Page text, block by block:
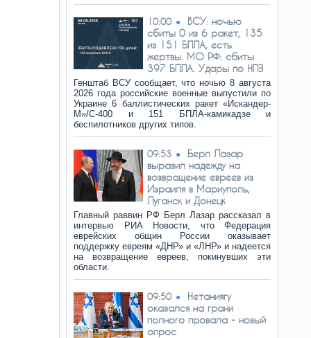
10:00
ВСУ: ночью
сбиты 0 из 6 ракет, 135
из 151 БПЛА, есть
жертвы. МО РФ: сбиты
397 БПЛА. Удары по НПЗ
Генштаб ВСУ сообщает, что ночью 8 августа
2026 года российские военные выпустили по
Украине 6 баллистических ракет «Искандер-
М»/C-400 и 151 БПЛА-камикадзе и
беспилотников других типов.
09:53
Берл Лазар
выразил надежду на
возвращение евреев из
Израиля в Мариуполь,
Луганск и Донецк
Главный раввин РФ Берл Лазар рассказал в
интервью РИА Новости, что Федерация
еврейских общин России оказывает
поддержку евреям «ДНР» и «ЛНР» и надеется
на возвращение евреев, покинувших эти
области.
09:50
Нетаниягу
оказался на грани
полного провала - новый
опрос